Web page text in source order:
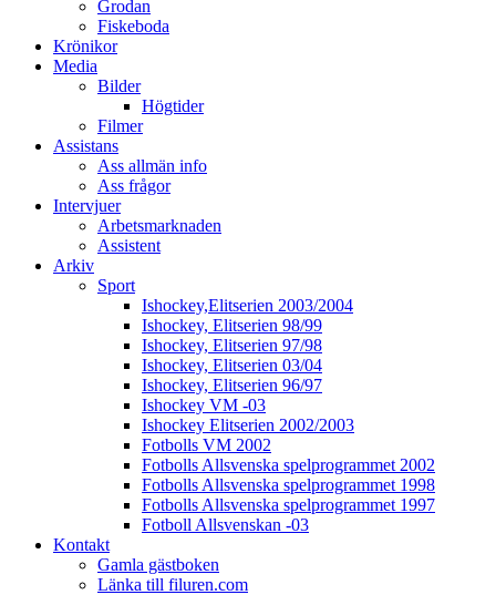
Grodan
Fiskeboda
Krönikor
Media
Bilder
Högtider
Filmer
Assistans
Ass allmän info
Ass frågor
Intervjuer
Arbetsmarknaden
Assistent
Arkiv
Sport
Ishockey,Elitserien 2003/2004
Ishockey, Elitserien 98/99
Ishockey, Elitserien 97/98
Ishockey, Elitserien 03/04
Ishockey, Elitserien 96/97
Ishockey VM -03
Ishockey Elitserien 2002/2003
Fotbolls VM 2002
Fotbolls Allsvenska spelprogrammet 2002
Fotbolls Allsvenska spelprogrammet 1998
Fotbolls Allsvenska spelprogrammet 1997
Fotboll Allsvenskan -03
Kontakt
Gamla gästboken
Länka till filuren.com